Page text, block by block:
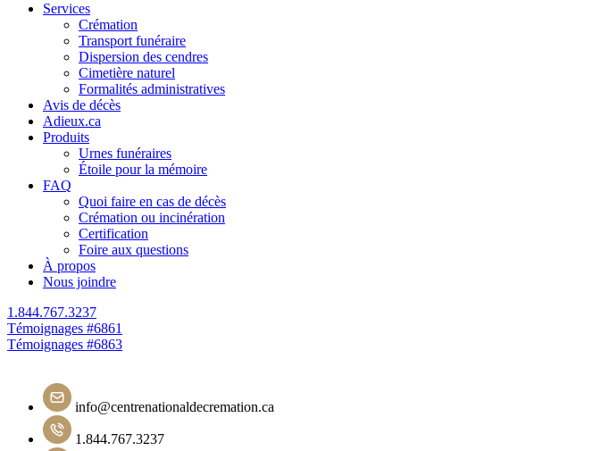
Services
Crémation
Transport funéraire
Dispersion des cendres
Cimetière naturel
Formalités administratives
Avis de décès
Adieux.ca
Produits
Urnes funéraires
Étoile pour la mémoire
FAQ
Quoi faire en cas de décès
Crémation ou incinération
Certification
Foire aux questions
À propos
Nous joindre
1.844.767.3237
Navigation
de
l'article
Témoignages #6861
Témoignages #6863
info@centrenationaldecremation.ca
1.844.767.3237